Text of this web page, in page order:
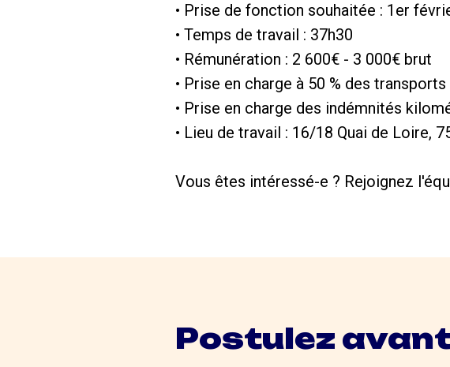
• Prise de fonction souhaitée : 1er
• Temps de travail : 37h30
• Rémunération : 2 600€ - 3 000€ brut
• Prise en charge à 50 % des
• Prise en charge des indémnités
• Lieu de travail : 16/18 Quai de Loire,
Vous êtes intéressé-e ? Rejoignez
Postulez avant